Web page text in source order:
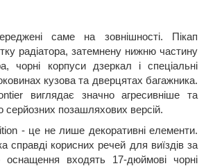
саме на зовнішності. Пікап
радіатора, затемнену нижню частину
чорні корпуси дзеркал і спеціальні
кузова та дверцятах багажника.
виглядає значно агресивніше та
серйозних позашляхових версій.
- це не лише декоративні елементи.
справді корисних речей для виїздів за
входять 17-дюймові чорні